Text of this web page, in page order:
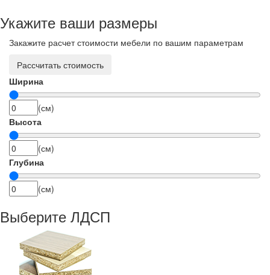
Укажите ваши размеры
Закажите расчет стоимости мебели по вашим параметрам
Рассчитать стоимость
Ширина
(см)
Высота
(см)
Глубина
(см)
Выберите ЛДСП